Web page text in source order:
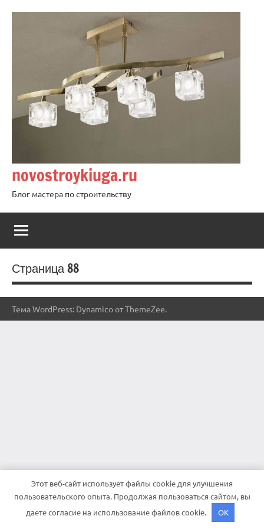
novostroykiuga.ru
Блог мастера по строительству
Страница 88
Тема WordPress: Dynamico от ThemeZee.
Этот веб-сайт использует файлы cookie для улучшения
пользовательского опыта. Продолжая пользоваться сайтом, вы
даете согласие на использование файлов cookie.
OK